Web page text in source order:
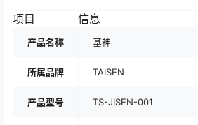
项目 信息
产品名称 基神
所属品牌 TAISEN
产品型号 TS-JISEN-001